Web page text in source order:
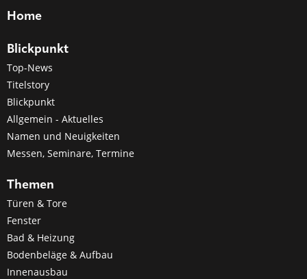
Home
Blickpunkt
Top-News
Titelstory
Blickpunkt
Allgemein - Aktuelles
Namen und Neuigkeiten
Messen, Seminare, Termine
Themen
Türen & Tore
Fenster
Bad & Heizung
Bodenbeläge & Aufbau
Innenausbau